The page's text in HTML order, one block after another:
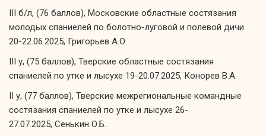
III б/л, (76 баллов), Московские областные состязания
молодых спаниелей по болотно-луговой и полевой дичи
20-22.06.2025, Григорьев А.О.
III у, (75 баллов), Тверские областные состязания
спаниелей по утке и лысухе 19-20.07.2025, Конорев В.А.
II у, (77 баллов), Тверские межрегиональные командные
состязания спаниелей по утке и лысухе 26-
27.07.2025, Сенькин О.Б.